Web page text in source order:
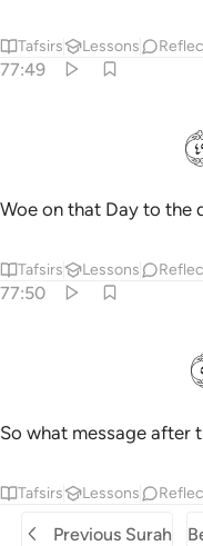
Tafsirs Lessons
77:49
Woe on that Day to the
Tafsirs Lessons
77:50
So what message after
Tafsirs Lessons
Previous Surah